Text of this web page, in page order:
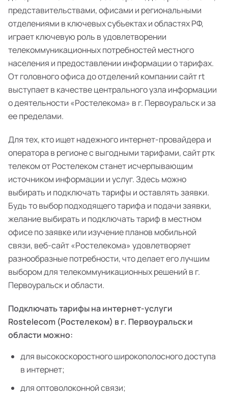
представительствами, офисами и региональными
отделениями в ключевых субъектах и областях РФ,
играет ключевую роль в удовлетворении
телекоммуникационных потребностей местного
населения и предоставлении информации о тарифах.
От головного офиса до отделений компании сайт rt
выступает в качестве центрального узла информации
о деятельности «Ростелекома» в г. Первоуральск и за
ее пределами.
Для тех, кто ищет надежного интернет-провайдера и
оператора в регионе с выгодными тарифами, сайт ртк
телеком от Ростелеком станет исчерпывающим
источником информации и услуг. Здесь можно
выбирать и подключать тарифы и оставлять заявки.
Будь то выбор подходящего тарифа и подачи заявки,
желание выбирать и подключать тариф в местном
офисе по заявке или изучение планов мобильной
связи, веб-сайт «Ростелекома» удовлетворяет
разнообразные потребности, что делает его лучшим
выбором для телекоммуникационных решений в г.
Первоуральск и области.
Подключать тарифы на интернет-услуги
Rostelecom (Ростелеком) в г. Первоуральск и
области можно:
для высокоскоростного широкополосного доступа
в интернет;
для оптоволоконной связи;